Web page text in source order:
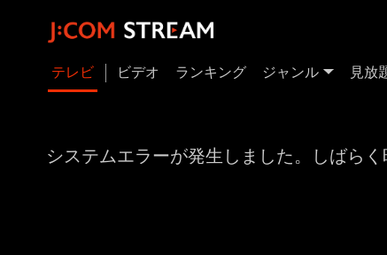
テレビ ビデオ ランキング ジャンル 見放
システムエラーが発生しました。しばら